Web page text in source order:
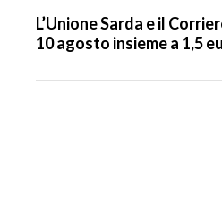
L’Unione Sarda e il
10 agosto insieme a 1,5